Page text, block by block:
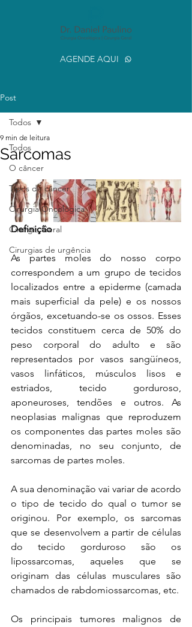
AGENDE AQUI
Post
Todos
O câncer
Tipos de câncer
Cirurgia Oncológica
Cirurgia Geral
Cirurgias de urgência
Todos
Sarcomas
9 min de leitura
Definição
As partes moles do nosso corpo
correspondem a um grupo de tecidos
localizados entre a epiderme (camada
mais superficial da pele) e os nossos
órgãos, excetuando-se os ossos. Esses
tecidos constituem cerca de 50% do
peso corporal do adulto e são
representados por vasos sangüíneos,
vasos linfáticos, músculos lisos e
estriados, tecido gorduroso,
aponeuroses, tendões e outros. As
neoplasias malignas que reproduzem
os componentes das partes moles são
denominadas, no seu conjunto, de
sarcomas de partes moles.
A sua denominação vai variar de acordo
o tipo de tecido do qual o tumor se
originou. Por exemplo, os sarcomas
que se desenvolvem a partir de células
do tecido gorduroso são os
lipossarcomas, aqueles que se
originam das células musculares são
chamados de rabdomiossarcomas, etc.
Os principais tumores malignos de